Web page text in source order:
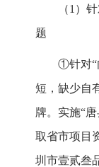
（1）
题
①针对“
短，缺少自
牌。实施“
取省市项目
圳市壹贰叁